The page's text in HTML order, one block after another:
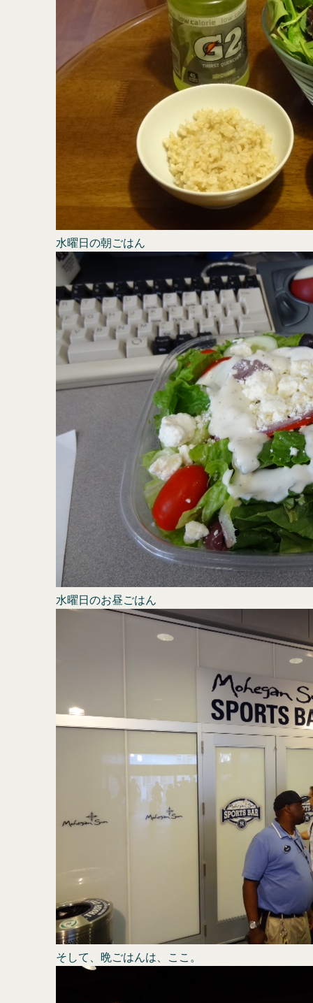
水曜日の朝ごはん
水曜日のお昼ごはん
そして、晩ごはんは、ここ。